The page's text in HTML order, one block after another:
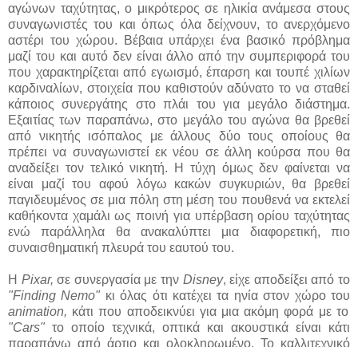
αγώνων ταχύτητας, ο μικρότερος σε ηλικία ανάμεσα στους
συναγωνιστές του και όπως όλα δείχνουν, το ανερχόμενο
αστέρι του χώρου. Βέβαια υπάρχει ένα βασικό πρόβλημα
μαζί του και αυτό δεν είναι άλλο από την συμπεριφορά του
που χαρακτηρίζεται από εγωισμό, έπαρση και τουπέ χιλίων
καρδιναλίων, στοιχεία που καθιστούν αδύνατο το να σταθεί
κάποιος συνεργάτης στο πλάι του για μεγάλο διάστημα.
Εξαιτίας των παραπάνω, στο μεγάλο του αγώνα θα βρεθεί
από νικητής ισόπαλος με άλλους δύο τους οποίους θα
πρέπει να συναγωνιστεί εκ νέου σε άλλη κούρσα που θα
αναδείξει τον τελικό νικητή. Η τύχη όμως δεν φαίνεται να
είναι μαζί του αφού λόγω κακών συγκυριών, θα βρεθεί
παγιδευμένος σε μια πόλη στη μέση του πουθενά να εκτελεί
καθήκοντα χαμάλι ως ποινή για υπέρβαση ορίου ταχύτητας
ενώ παράλληλα θα ανακαλύπτει μια διαφορετική, πιο
συναισθηματική πλευρά του εαυτού του.
Η Pixar, σε συνεργασία με την Disney, είχε αποδείξει από το
"Finding Nemo" κι όλας ότι κατέχει τα ηνία στον χώρο του
animation, κάτι που αποδεικνύει για μια ακόμη φορά με το
"Cars" το οποίο τεχνικά, οπτικά και ακουστικά είναι κάτι
παραπάνω από άρτιο και ολοκληρωμένο. Το καλλιτεχνικό